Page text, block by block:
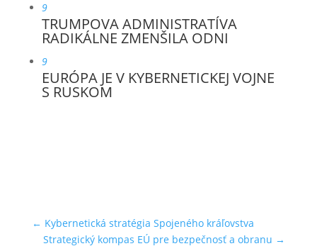
9
TRUMPOVA ADMINISTRATÍVA
RADIKÁLNE ZMENŠILA ODNI
9
EURÓPA JE V KYBERNETICKEJ VOJNE
S RUSKOM
← Kybernetická stratégia Spojeného kráľovstva
Strategický kompas EÚ pre bezpečnosť a obranu →